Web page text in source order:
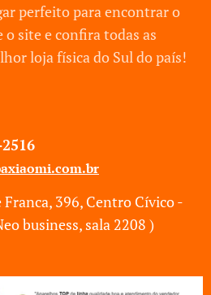
perfeito para encontrar o
o site e confira todas as
loja física do Sul do país!
396, Centro Cívico -
business, sala 2208 )